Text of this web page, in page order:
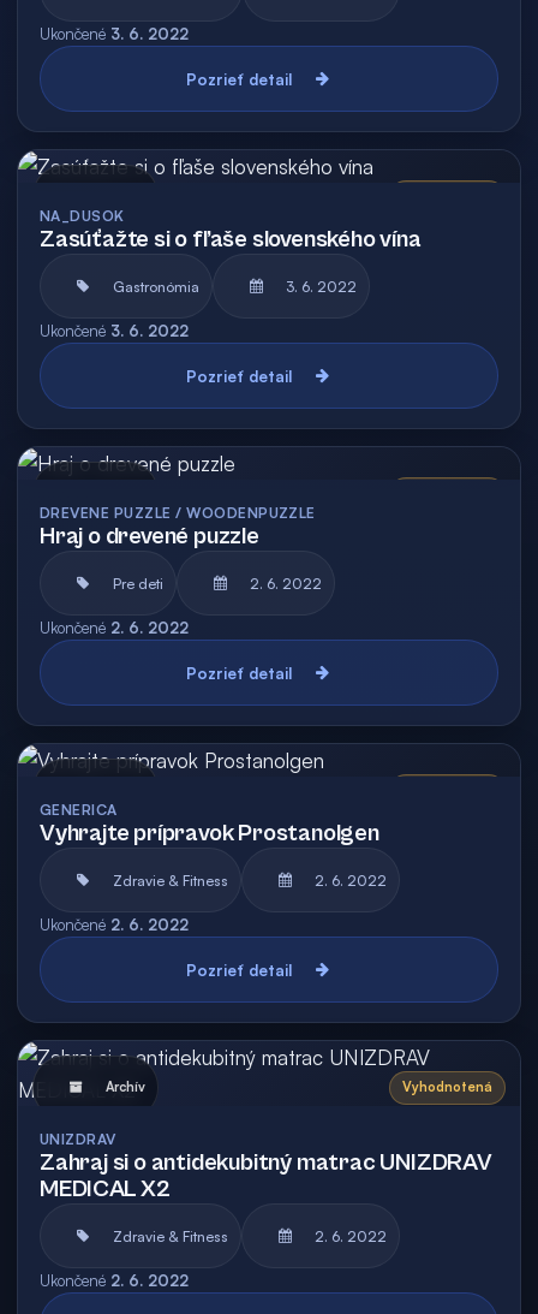
Ukončené 3. 6. 2022
Pozrieť detail
NA_DUSOK
Zasúťažte si o fľaše slovenského vína
Gastronómia 3. 6. 2022
Ukončené 3. 6. 2022
Pozrieť detail
DREVENE PUZZLE / WOODENPUZZLE
Hraj o drevené puzzle
Pre deti 2. 6. 2022
Ukončené 2. 6. 2022
Pozrieť detail
GENERICA
Vyhrajte prípravok Prostanolgen
Zdravie & Fitness 2. 6. 2022
Ukončené 2. 6. 2022
Pozrieť detail
Archív Vyhodnotená
UNIZDRAV
Zahraj si o antidekubitný matrac UNIZDRAV
MEDICAL X2
Zdravie & Fitness 2. 6. 2022
Ukončené 2. 6. 2022